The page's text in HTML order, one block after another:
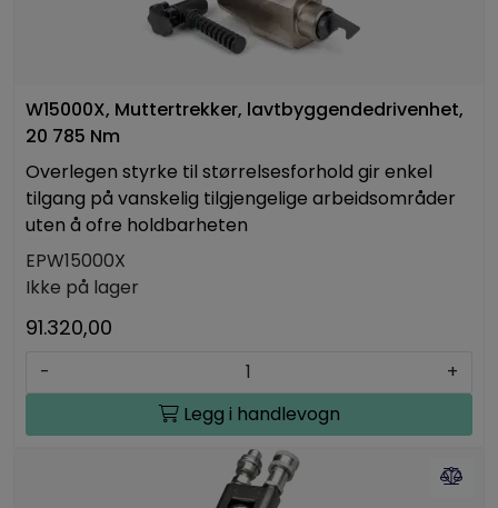
W15000X, Muttertrekker, lavtbyggendedrivenhet,
20 785 Nm
Overlegen styrke til størrelsesforhold gir enkel
tilgang på vanskelig tilgjengelige arbeidsområder
uten å ofre holdbarheten
EPW15000X
Ikke på lager
91.320,00
-
+
Legg i handlevogn